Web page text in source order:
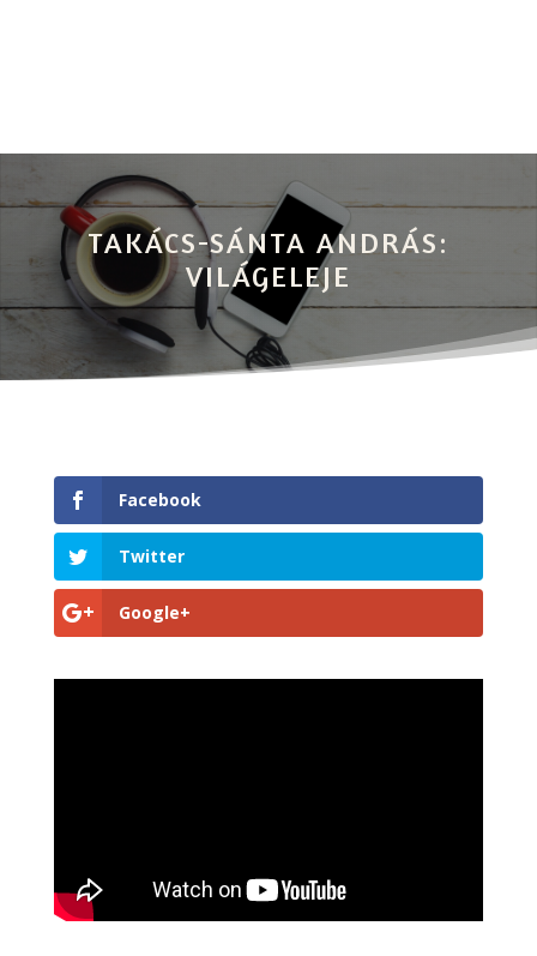
TAKÁCS-SÁNTA ANDRÁS:
VILÁGELEJE
Facebook
Twitter
Google+